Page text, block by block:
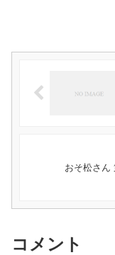
おそ松さん
コメント